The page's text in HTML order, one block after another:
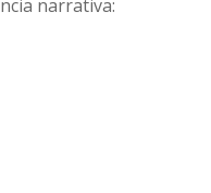
narrativa: